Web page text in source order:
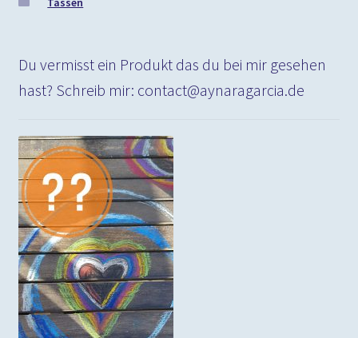
Du vermisst ein Produkt das du bei mir gesehen
hast? Schreib mir: contact@aynaragarcia.de